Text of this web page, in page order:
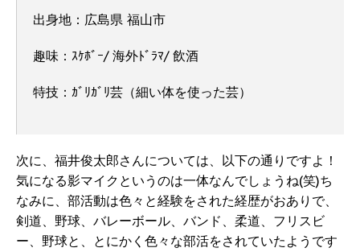
出身地：広島県 福山市
趣味：ｽｹﾎﾞｰ/ 海外ﾄﾞﾗﾏ/ 飲酒
特技：ｶﾞﾘｶﾞﾘ芸（細い体を使った芸）
次に、福井俊太郎さんについては、以下の通りですよ！
気になる影マイクというのは一体なんでしょうね(笑)ち
なみに、部活動は色々と経験をされた経歴がおありで、
剣道、野球、バレーボール、バンド、柔道、フリスビ
ー、野球と、とにかく色々な部活をされていたようです